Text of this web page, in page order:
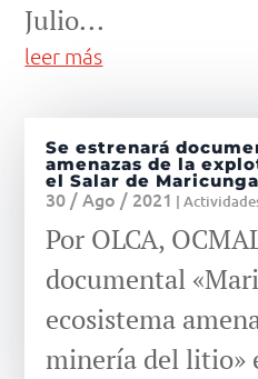
Julio...
leer más
Se estrenará
amenazas de la
el Salar de
30 / Ago / 2021 |
Por OLCA,
documental
ecosistema
minería del litio»